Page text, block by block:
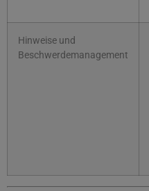
Hinweise und
Beschwerdemanagement